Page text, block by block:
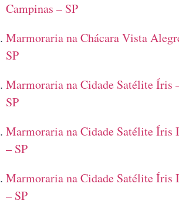
Campinas – SP
Marmoraria na Chácara Vista
SP
Marmoraria na Cidade Satélite Íris
SP
Marmoraria na Cidade Satélite Íris
– SP
Marmoraria na Cidade Satélite Íris
– SP